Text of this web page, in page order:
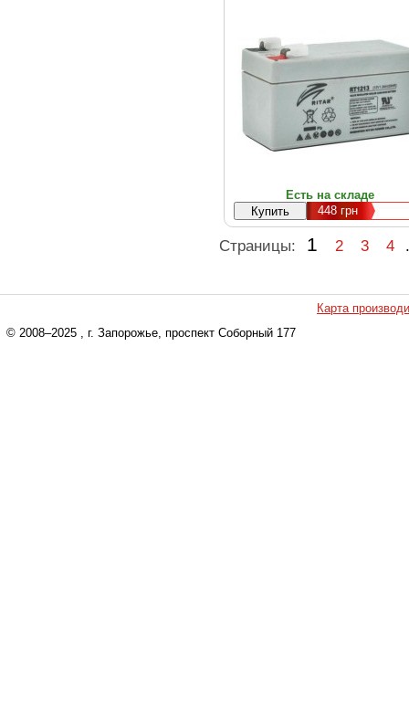
Есть на складе
448грн
Страницы: 1 2 3 4
Карта
© 2008–2025 , г. Запорожье, проспект Соборный 177